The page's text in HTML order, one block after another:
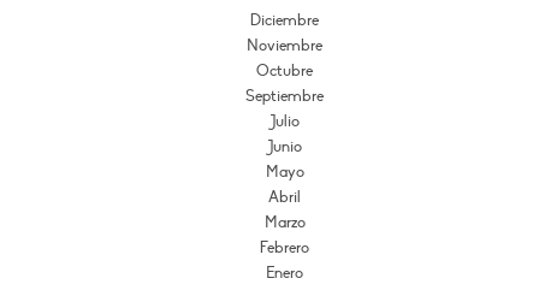
Diciembre
Noviembre
Octubre
Septiembre
Julio
Junio
Mayo
Abril
Marzo
Febrero
Enero